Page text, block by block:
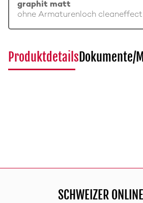
graphit matt
ohne Armaturenloch cleaneffect
ProduktdetailsDokumente/
SCHWEIZER